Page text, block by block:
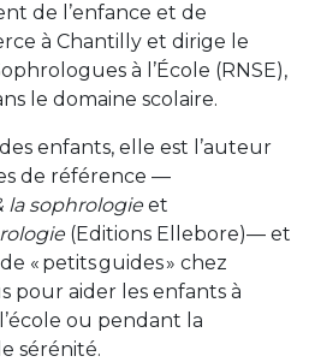
de l’enfance et de
à Chantilly et dirige le
à l’École (RNSE),
le domaine scolaire.
enfants, elle est l’auteur
de référence —
la sophrologieet
(Editions Ellebore)— et
« petits guides » chez
pour aider les enfants à
ou pendant la
sérénité.